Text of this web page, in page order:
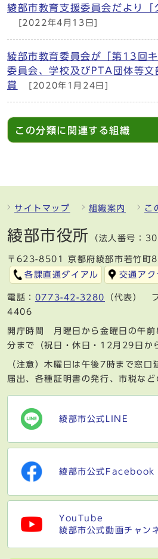
綾部市教育支援委員会だより「
[2022年4月13日]
綾部市教育委員会が「第13回
委員会、学校及びPTA団体等文
賞
[2020年1月24日]
この分類に関連する組織
サイトマップ 組織案内 こ
綾部市役所 （法人番号：
〒623-8501 京都府綾部市若竹町8
各課直通ダイアル
交通アク
電話： 0773-42-3280
（代表）
4406
開庁時間 月曜日から金曜日の午
分まで（祝日・休日・12月29日か
（注意）木曜日は午後7時まで窓口
届出、各種証明書の発行、市税など
綾部市公式LINE
綾部市公式Facebook
YouTube
綾部市公式動画チャン